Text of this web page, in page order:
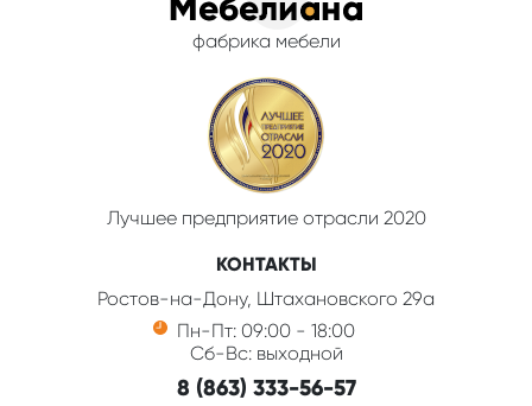
фабрика мебели
Лучшее предприятие отрасли 2020
КОНТАКТЫ
Ростов-на-Дону, Штахановского 29а
Пн-Пт: 09:00 - 18:00
Сб-Вс: выходной
8 (863) 333-56-57